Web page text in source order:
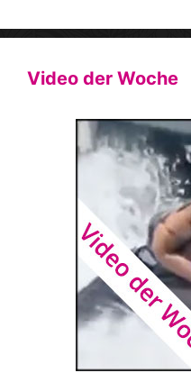
Video der Woche